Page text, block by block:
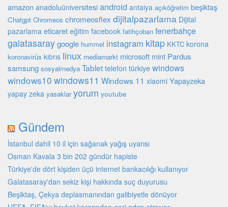
amazon anadoluüniversitesi android antalya açıköğretim beşiktaş
Chatgpt Chromeos chromeosflex dijitalpazarlama Dijital
pazarlama eticaret eğitim facebook fatihçoban fenerbahçe
galatasaraygoogle hummel instagram kitap KKTC korona
koronavirüs kıbrıs linux mediamarkt microsoft mint Pardus
samsung sosyalmedya Tablet telefon türkiyewindows
windows10 windows11 Windows 11 xiaomi Yapayzeka
yapay zeka yasaklar yorum youtube
Gündem
İstanbul dahil 10 il için sağanak yağış uyarısı
Osman Kavala 3 bin 202 gündür hapiste
Türkiye'de dört kişiden üçü internet bankacılığı kullanıyor
Galatasaray'dan sekiz kişi hakkında suç duyurusu
Beşiktaş, Çekya deplasmanından galibiyetle dönüyor